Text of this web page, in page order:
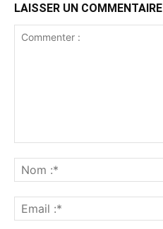
LAISSER UN COMMENTAIRE